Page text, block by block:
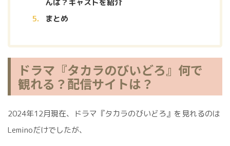
んは？キャストを紹介
まとめ
ドラマ『タカラのびいどろ』何で
観れる？配信サイトは？
2024年12月現在、ドラマ『タカラのびいどろ』を見れるのは
Leminoだけでしたが、